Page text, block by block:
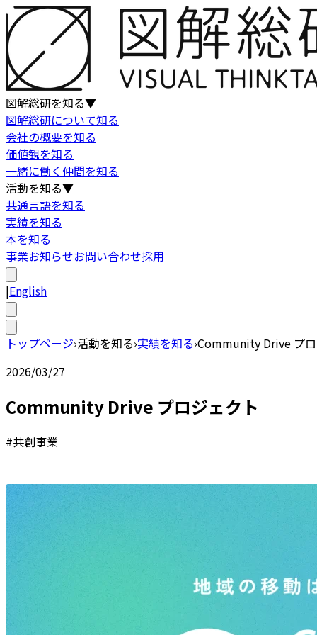
図解総研を知る▼
図解総研について知る
会社の概要を知る
価値観を知る
一緒に働く仲間を知る
活動を知る▼
共通言語を知る
実績を知る
本を知る
事業お知らせお問い合わせ採用
|English
トップページ›活動を知る›実績を知る›Community Drive プ
2026/03/27
Community Drive プロジェクト
#共創事業